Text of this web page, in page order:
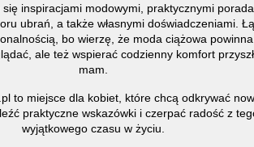
się inspiracjami modowymi, praktycznymi
ubrań, a także własnymi doświadczeniami.
bo wierzę, że moda ciążowa
ale też wspierać codzienny komfort
mam.
to miejsce dla kobiet, które chcą odkrywać
praktyczne wskazówki i czerpać radość z
wyjątkowego czasu w życiu.